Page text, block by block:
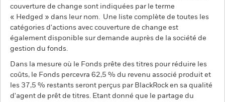
couverture de change sont indiquées par le terme
« Hedged » dans leur nom. Une liste complète de toutes les
catégories d'actions avec couverture de change est
également disponible sur demande auprès de la société de
gestion du fonds.
Dans la mesure où le Fonds prête des titres pour réduire les
coûts, le Fonds percevra 62,5 % du revenu associé produit et
les 37,5 % restants seront perçus par BlackRock en sa qualité
d'agent de prêt de titres. Etant donné que le partage du